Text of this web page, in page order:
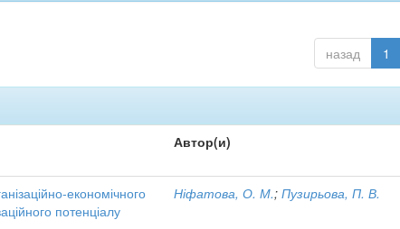
назад 1
Автор(и)
економічного
потенціалу
Ніфатова, О. М.;Пузирьова, П. В.